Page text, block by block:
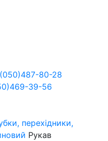
(050)487-80-28
469-39-56
перехідники,
Рукав